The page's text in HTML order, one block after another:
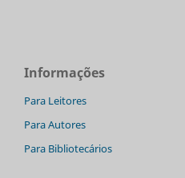
Informações
Para Leitores
Para Autores
Para Bibliotecários